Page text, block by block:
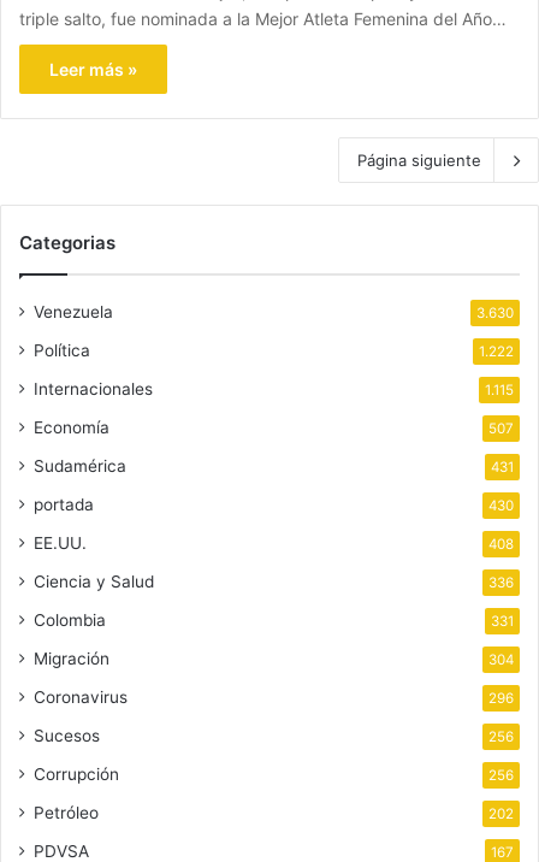
triple salto, fue nominada a la Mejor Atleta Femenina del Año…
Leer más »
Página siguiente
Categorias
Venezuela 3.630
Política 1.222
Internacionales 1.115
Economía 507
Sudamérica 431
portada 430
EE.UU. 408
Ciencia y Salud 336
Colombia 331
Migración 304
Coronavirus 296
Sucesos 256
Corrupción 256
Petróleo 202
PDVSA 167